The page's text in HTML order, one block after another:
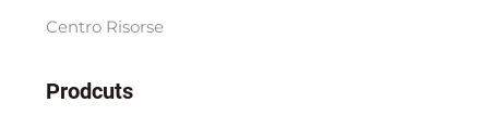
Centro Risorse
Prodcuts